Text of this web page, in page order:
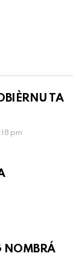
TA
pm
NOMBRÁ